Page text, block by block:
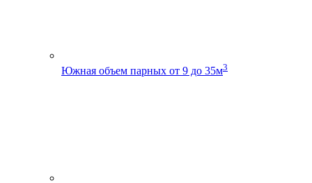
Южная объем парных от 9 до 35м3